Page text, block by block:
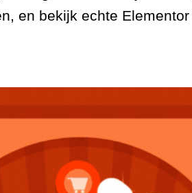
en bekijk echte